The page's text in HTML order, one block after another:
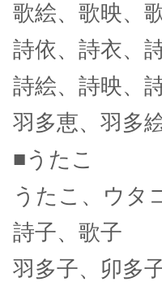
歌絵、歌映、
詩依、詩衣、
詩絵、詩映、
羽多恵、羽多
■うたこ
うたこ、ウタ
詩子、歌子
羽多子、卯多